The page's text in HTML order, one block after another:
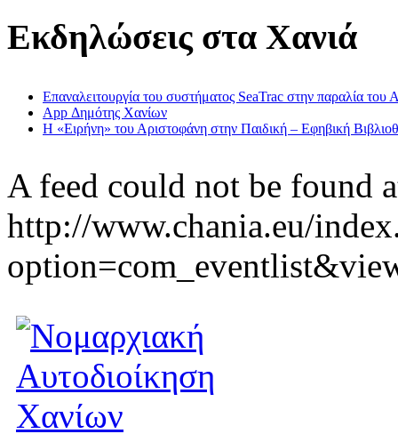
Εκδηλώσεις στα Χανιά
Επαναλειτουργία του συστήματος SeaTrac στην παραλία του
App Δημότης Χανίων
Η «Ειρήνη» του Αριστοφάνη στην Παιδική – Εφηβική
A feed could not be found
http://www.chania.eu/